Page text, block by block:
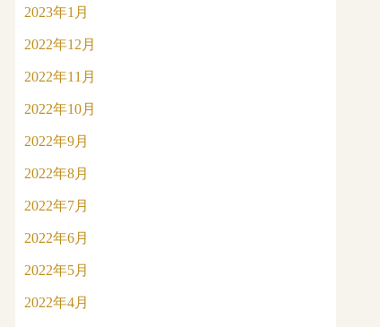
2023年1月
2022年12月
2022年11月
2022年10月
2022年9月
2022年8月
2022年7月
2022年6月
2022年5月
2022年4月